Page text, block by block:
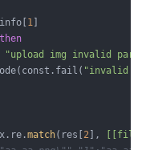
1
then
"upload img invalid
"invalid
match(res[ 2 ],